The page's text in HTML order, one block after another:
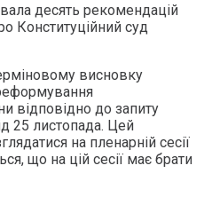
десять рекомендацій
Конституційний суд
висновку
відповідно до запиту
25 листопада. Цей
на пленарній сесії
що на цій сесії має брати